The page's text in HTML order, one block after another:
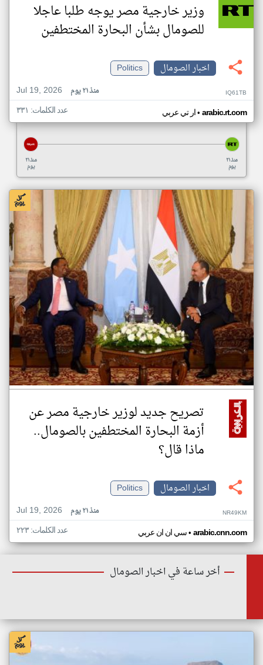
وزير خارجية مصر يوجه طلبا عاجلا
للصومال بشأن البحارة المختطفين
اخبار الصومال
Politics
Jul 19, 2026
منذ ٢١ يوم IQ61TB
ار تي عربي• arabic.rt.com عدد الكلمات: ٣٣١
منذ ٢١
يوم
منذ ٢١
يوم
تصريح جديد لوزير خارجية مصر عن
أزمة البحارة المختطفين بالصومال..
ماذا قال؟
اخبار الصومال
Politics
Jul 19, 2026
منذ ٢١ يوم NR49KM
سي ان ان عربي• arabic.cnn.com عدد الكلمات: ٢٢٣
أخر ساعة في اخبار الصومال